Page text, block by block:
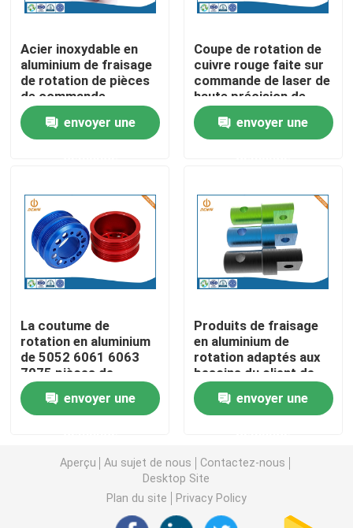
nouvelles
L'aluminium moulage mécanique sous pression
Pièces de rechange d'EV
Pièces de rotation de commande numérique par
Pièces de fraisage de commande numérique par
Pièces en plastique faites sur commande d'injection
Moulages par injection en plastique
la lingotière de moulage mécanique sous pression
Les pièces d'auto de moulage mécanique sous
Acier inoxydable en
aluminium de fraisage
de rotation de pièces
de commande
numérique par
ordinateur de la
tolérance 0.002mm
envoyer une
Coupe de rotation de
cuivre rouge faite sur
commande de laser de
haute précision de
service de commande
numérique par
ordinateur
envoyer une
La coutume de
rotation en aluminium
de 5052 6061 6063
7075 pièces de
commande numérique
par ordinateur a usiné
le produit
envoyer une
Produits de fraisage
en aluminium de
rotation adaptés aux
besoins du client de
pièces de commande
numérique par
ordinateur de Ra0.2
envoyer une
Aperçu Au sujet de nous
Contactez-nous
Desktop Site
Plan du site
Privacy Policy